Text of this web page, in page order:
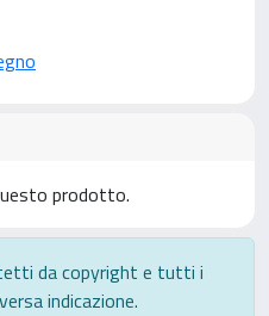
prodotto.
da copyright e tutti i
indicazione.